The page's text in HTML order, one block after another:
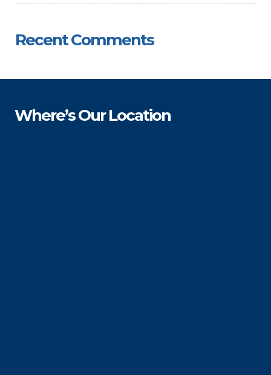
Recent Comments
Where’s Our Location